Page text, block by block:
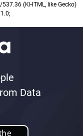
Data
(KHTML, like Gecko)